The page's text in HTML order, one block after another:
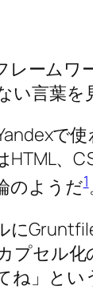
レームワ
言葉を
で
HTML、
のようだ1
に
プセル
ね」とい